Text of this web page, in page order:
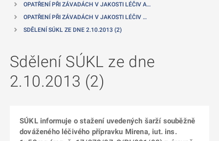
OPATŘENÍ PŘI ZÁVADÁCH V JAKOSTI LÉČIV A…
OPATŘENÍ PŘI ZÁVADÁCH V JAKOSTI LÉČIV …
SDĚLENÍ SÚKL ZE DNE 2.10.2013 (2)
Sdělení SÚKL ze dne
2.10.2013 (2)
SÚKL informuje o stažení uvedených šarží souběžně
dováženého léčivého přípravku Mirena, iut. ins.